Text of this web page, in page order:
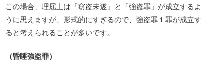
この場合、理屈上は「窃盗未遂」と「強盗罪」が成立するよ
うに思えますが、形式的にすぎるので、強盗罪１罪が成立す
ると考えられることが多いです。
（昏睡強盗罪）